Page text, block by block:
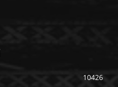
10426